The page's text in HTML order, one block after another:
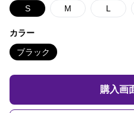
S M L
カラー
ブラック
購入画